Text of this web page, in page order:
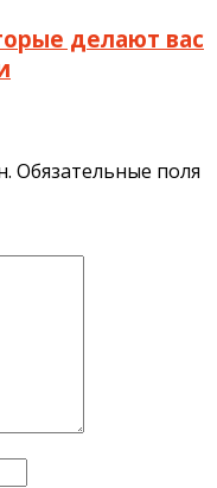
делают вас
Обязательные поля